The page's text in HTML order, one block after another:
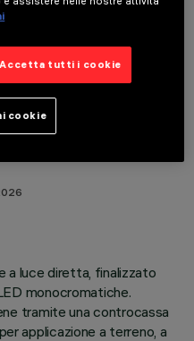
a luce diretta, finalizzato
monocromatiche.
tramite una controcassa
applicazione a terreno, a
Accetta tutti i cookie
cookie